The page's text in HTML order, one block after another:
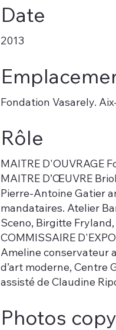
Date
2013
Fondation Vasarely.
Rôle
MAITRE D'OUVRAGE
MAITRE D’ŒUVRE
Pierre-Antoine Gatier
mandataires. Atelier
Sceno, Birgitte
COMMISSAIRE
Ameline conservateur
d’art moderne, Centre
assisté de Claudine
Photos